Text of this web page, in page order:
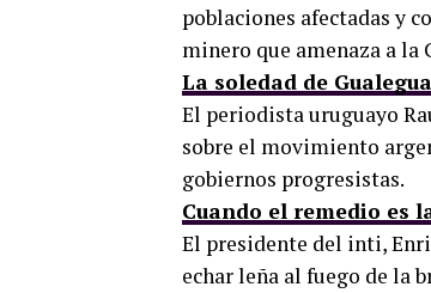
poblaciones afectadas y
minero que amenaza a
La soledad de
El periodista uruguayo
sobre el movimiento
gobiernos progresistas.
Cuando el remedio es
El presidente del inti,
echar leña al fuego de la